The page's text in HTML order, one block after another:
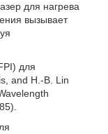
для нагрева
вызывает
для
and H.-B. Lin